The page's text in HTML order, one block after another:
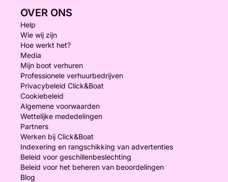
OVER ONS
Help
Wie wij zijn
Hoe werkt het?
Media
Mijn boot verhuren
Professionele verhuurbedrijven
Privacybeleid Click&Boat
Cookiebeleid
Algemene voorwaarden
Wettelijke mededelingen
Partners
Werken bij Click&Boat
Indexering en rangschikking van advertenties
Beleid voor geschillenbeslechting
Beleid voor het beheren van beoordelingen
Blog